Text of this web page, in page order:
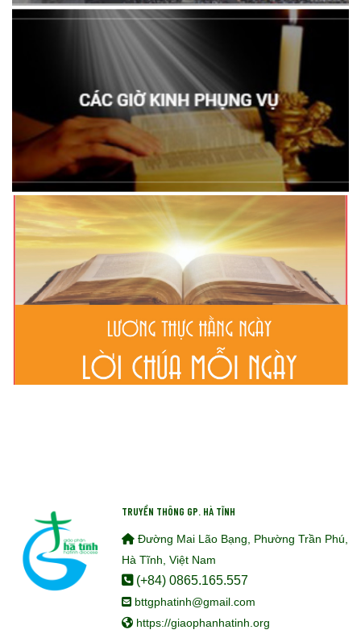
TRUYỀN THÔNG GP. HÀ TĨNH
Đường Mai Lão Bạng, Phường Trần Phú,
Hà Tĩnh, Việt Nam
(+84) 0865.165.557
bttgphatinh@gmail.com
https://giaophanhatinh.org